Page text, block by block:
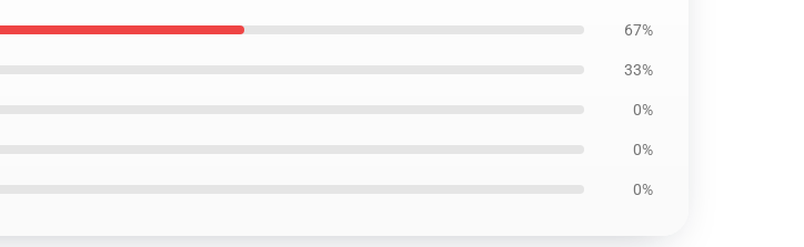
67%
33%
0%
0%
0%